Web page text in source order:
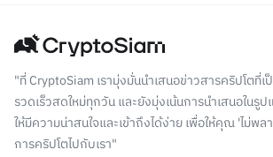
"ที่ CryptoSiam เรามุ่งมั่นนำเสนอข่าวสารคริปโตที่เ
รวดเร็วสดใหม่ทุกวัน และยังมุ่งเน้นการนำเสนอในรู
ให้มีความน่าสนใจและเข้าถึงได้ง่าย เพื่อให้คุณ 'ไม่พ
การคริปโตไปกับเรา"